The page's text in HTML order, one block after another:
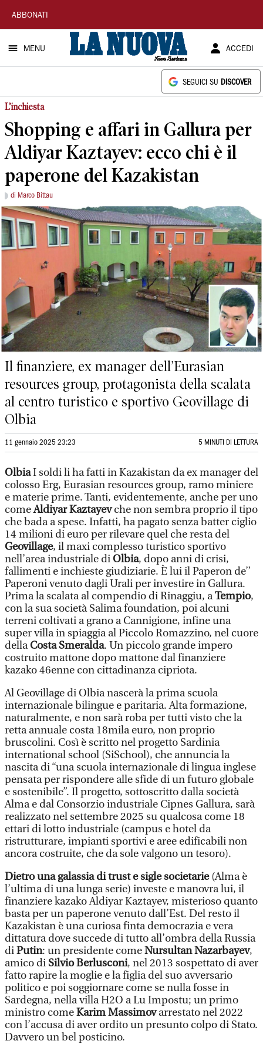
La
Nuova
Sardegna
ABBONATI
MENU ACCEDI
SEGUICI SU DISCOVER
L’inchiesta
Shopping e affari in Gallura per
Aldiyar Kaztayev: ecco chi è il
paperone del Kazakistan
di Marco Bittau
Il finanziere, ex manager dell’Eurasian
resources group, protagonista della scalata
al centro turistico e sportivo Geovillage di
Olbia
11 gennaio 2025 23:23 5 MINUTI DI LETTURA
OlbiaI soldi li ha fatti in Kazakistan da ex manager del
colosso Erg, Eurasian resources group, ramo miniere
e materie prime. Tanti, evidentemente, anche per uno
comeAldiyar Kaztayevche non sembra proprio il tipo
che bada a spese. Infatti, ha pagato senza batter ciglio
14 milioni di euro per rilevare quel che resta del
Geovillage, il maxi complesso turistico sportivo
nell’area industriale di Olbia, dopo anni di crisi,
fallimenti e inchieste giudiziarie. È lui il Paperon de’’
Paperoni venuto dagli Urali per investire in Gallura.
Prima la scalata al compendio di Rinaggiu, aTempio,
con la sua società Salima foundation, poi alcuni
terreni coltivati a grano a Cannigione, infine una
super villa in spiaggia al Piccolo Romazzino, nel cuore
dellaCosta Smeralda. Un piccolo grande impero
costruito mattone dopo mattone dal finanziere
kazako 46enne con cittadinanza cipriota.
Al Geovillage di Olbia nascerà la prima scuola
internazionale bilingue e paritaria. Alta formazione,
naturalmente, e non sarà roba per tutti visto che la
retta annuale costa 18mila euro, non proprio
bruscolini. Così è scritto nel progetto Sardinia
international school (SiSchool), che annuncia la
nascita di “una scuola internazionale di lingua inglese
pensata per rispondere alle sfide di un futuro globale
e sostenibile”. Il progetto, sottoscritto dalla società
Alma e dal Consorzio industriale Cipnes Gallura, sarà
realizzato nel settembre 2025 su qualcosa come 18
ettari di lotto industriale (campus e hotel da
ristrutturare, impianti sportivi e aree edificabili non
ancora costruite, che da sole valgono un tesoro).
Dietro una galassia di trust e sigle societarie(Alma è
l’ultima di una lunga serie) investe e manovra lui, il
finanziere kazako Aldiyar Kaztayev, misterioso quanto
basta per un paperone venuto dall’Est. Del resto il
Kazakistan è una curiosa finta democrazia e vera
dittatura dove succede di tutto all’ombra della Russia
diPutin: un presidente comeNursultan Nazarbayev,
amico di Silvio Berlusconi, nel 2013 sospettato di aver
fatto rapire la moglie e la figlia del suo avversario
politico e poi soggiornare come se nulla fosse in
Sardegna, nella villa H2O a Lu Impostu; un primo
ministro comeKarim Massimovarrestato nel 2022
con l’accusa di aver ordito un presunto colpo di Stato.
Davvero un bel posticino.